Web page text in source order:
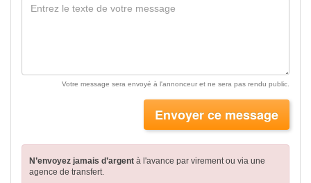
Votre message sera envoyé à l'annonceur et ne sera pas rendu public.
Envoyer ce message
N’envoyez jamais d’argent à l'avance par virementou via une
agence de transfert.